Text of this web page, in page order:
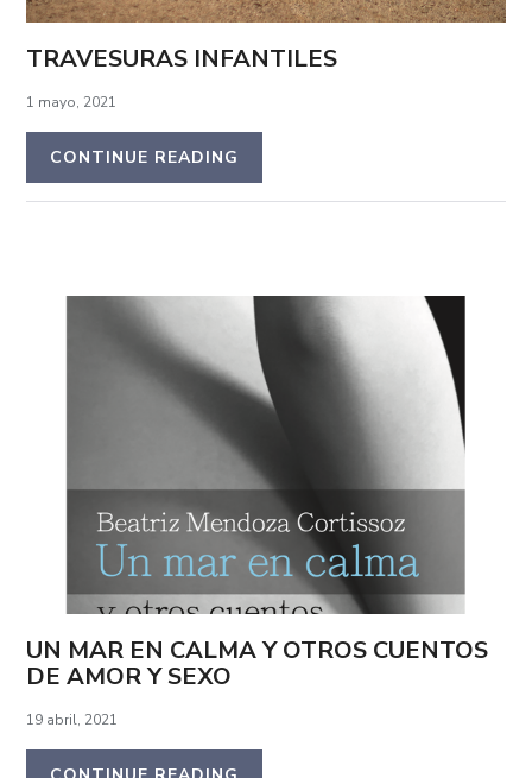
TRAVESURAS INFANTILES
1 mayo, 2021
CONTINUE READING
UN MAR EN CALMA Y OTROS CUENTOS
DE AMOR Y SEXO
19 abril, 2021